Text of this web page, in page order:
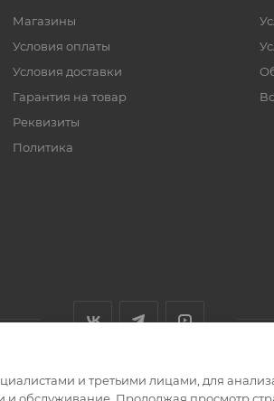
Магазины
Условия оплаты
Условия доставки
Гарантия на товар
Реквизиты
Политика
и третьими лицами, для